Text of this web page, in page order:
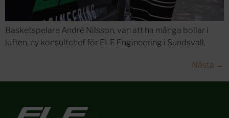
Basketspelare André Nilsson, van att ha många bollar i
luften, ny konsultchef för ELE Engineering i Sundsvall.
Nästa →